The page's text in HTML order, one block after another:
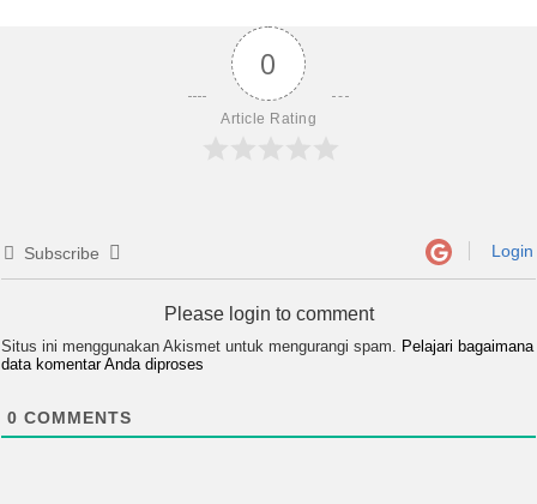
0
Article Rating
Subscribe Login
Please login to comment
Situs ini menggunakan Akismet untuk mengurangi spam. Pelajari bagaimana
data komentar Anda diproses
0 COMMENTS